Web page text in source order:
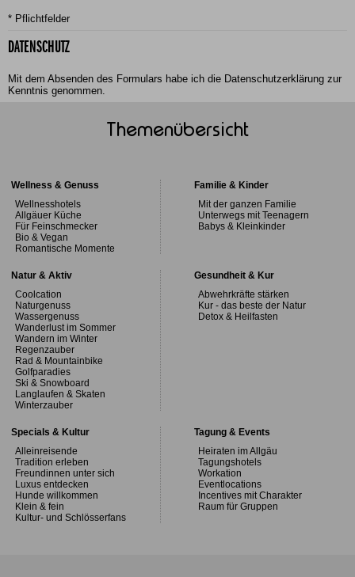
* Pflichtfelder
DATENSCHUTZ
Mit dem Absenden des Formulars habe ich die Datenschutzerklärung zur
Kenntnis genommen.
Themenübersicht
Wellness & Genuss
Wellnesshotels
Allgäuer Küche
Für Feinschmecker
Bio & Vegan
Romantische Momente
Familie & Kinder
Mit der ganzen Familie
Unterwegs mit Teenagern
Babys & Kleinkinder
Natur & Aktiv
Coolcation
Naturgenuss
Wassergenuss
Wanderlust im Sommer
Wandern im Winter
Regenzauber
Rad & Mountainbike
Golfparadies
Ski & Snowboard
Langlaufen & Skaten
Winterzauber
Gesundheit & Kur
Abwehrkräfte stärken
Kur - das beste der Natur
Detox & Heilfasten
Specials & Kultur
Alleinreisende
Tradition erleben
Freundinnen unter sich
Luxus entdecken
Hunde willkommen
Klein & fein
Kultur- und Schlösserfans
Tagung & Events
Heiraten im Allgäu
Tagungshotels
Workation
Eventlocations
Incentives mit Charakter
Raum für Gruppen